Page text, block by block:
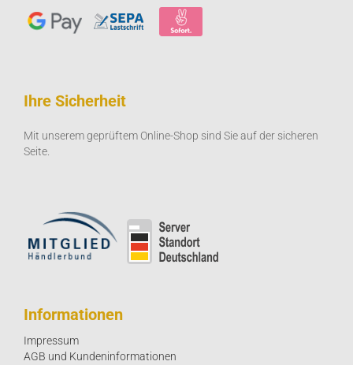
Ihre Sicherheit
Mit unserem geprüftem Online-Shop sind Sie auf der sicheren
Seite.
Informationen
Impressum
AGB und Kundeninformationen